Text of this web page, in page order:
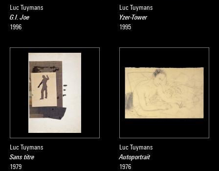
Centre Pompidou, Musée national d'art moderne
direction de Agnès de la Beaumelle, Paris, Centre Pompidou,
Luc Tuymans
G.I. Joe
1996
Luc Tuymans
Yzer-Tower
1995
Luc Tuymans
Sans titre
1979
Luc Tuymans
Autoportrait
1976